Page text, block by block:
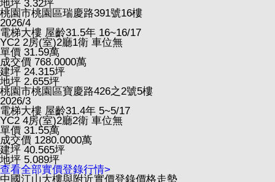
地坪 3.32坪
桃園市桃園區瑞慶路391號16樓
2026/4
電梯大樓 屋齡31.5年 16~16/17
YC2 2房(室)2廳1衛 車位無
單價 31.59萬
成交價 768.0000萬
建坪 24.315坪
地坪 2.655坪
桃園市桃園區寶慶路426之2號5樓
2026/3
電梯大樓 屋齡31.4年 5~5/17
YC2 4房(室)2廳2衛 車位無
單價 31.55萬
成交價 1280.0000萬
建坪 40.565坪
地坪 5.089坪
查看全部實價登錄行情>
中國江山大樓與附近實價登錄價格走勢